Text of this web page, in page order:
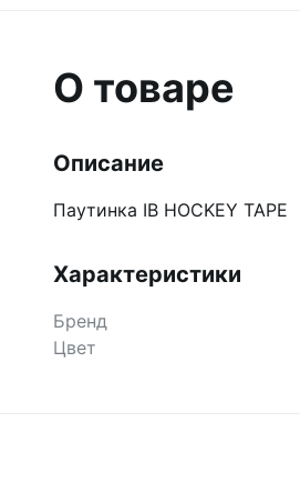
О товаре
Описание
Паутинка IB HOCKEY TAPE
Характеристики
Бренд
Цвет